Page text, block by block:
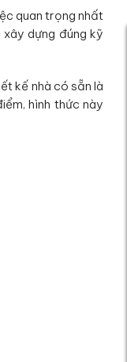
quan trọng nhất
dựng đúng kỹ
kế nhà có sẵn là
hình thức này